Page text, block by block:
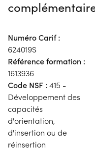
Numéro Carif :
624019S
Référence formation :
1613936
Code NSF : 415 -
Développement des
capacités
d'orientation,
d'insertion ou de
réinsertion